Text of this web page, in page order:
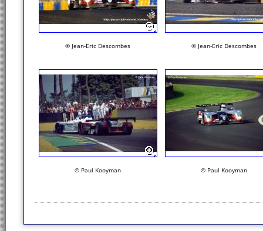
© Jean-Eric Descombes © Jean-Eric Descombes
© Paul Kooyman © Paul Kooyman